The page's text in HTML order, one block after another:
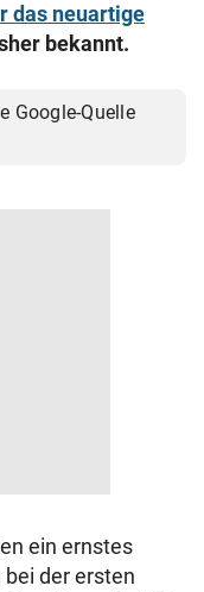
das neuartige
bekannt.
Google-Quelle
ein ernstes
bei der ersten